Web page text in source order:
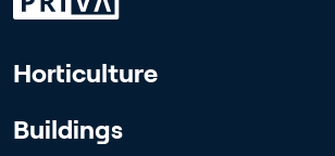
Horticulture
Buildings